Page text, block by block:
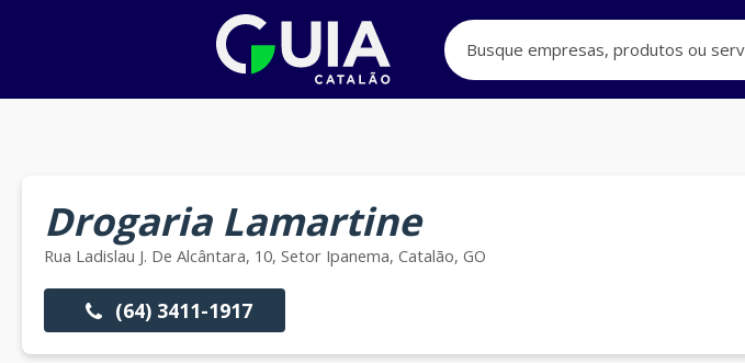
Drogaria Lamartine
Rua Ladislau J. De Alcântara, 10, Setor Ipanema, Catalão, GO
(64) 3411-1917